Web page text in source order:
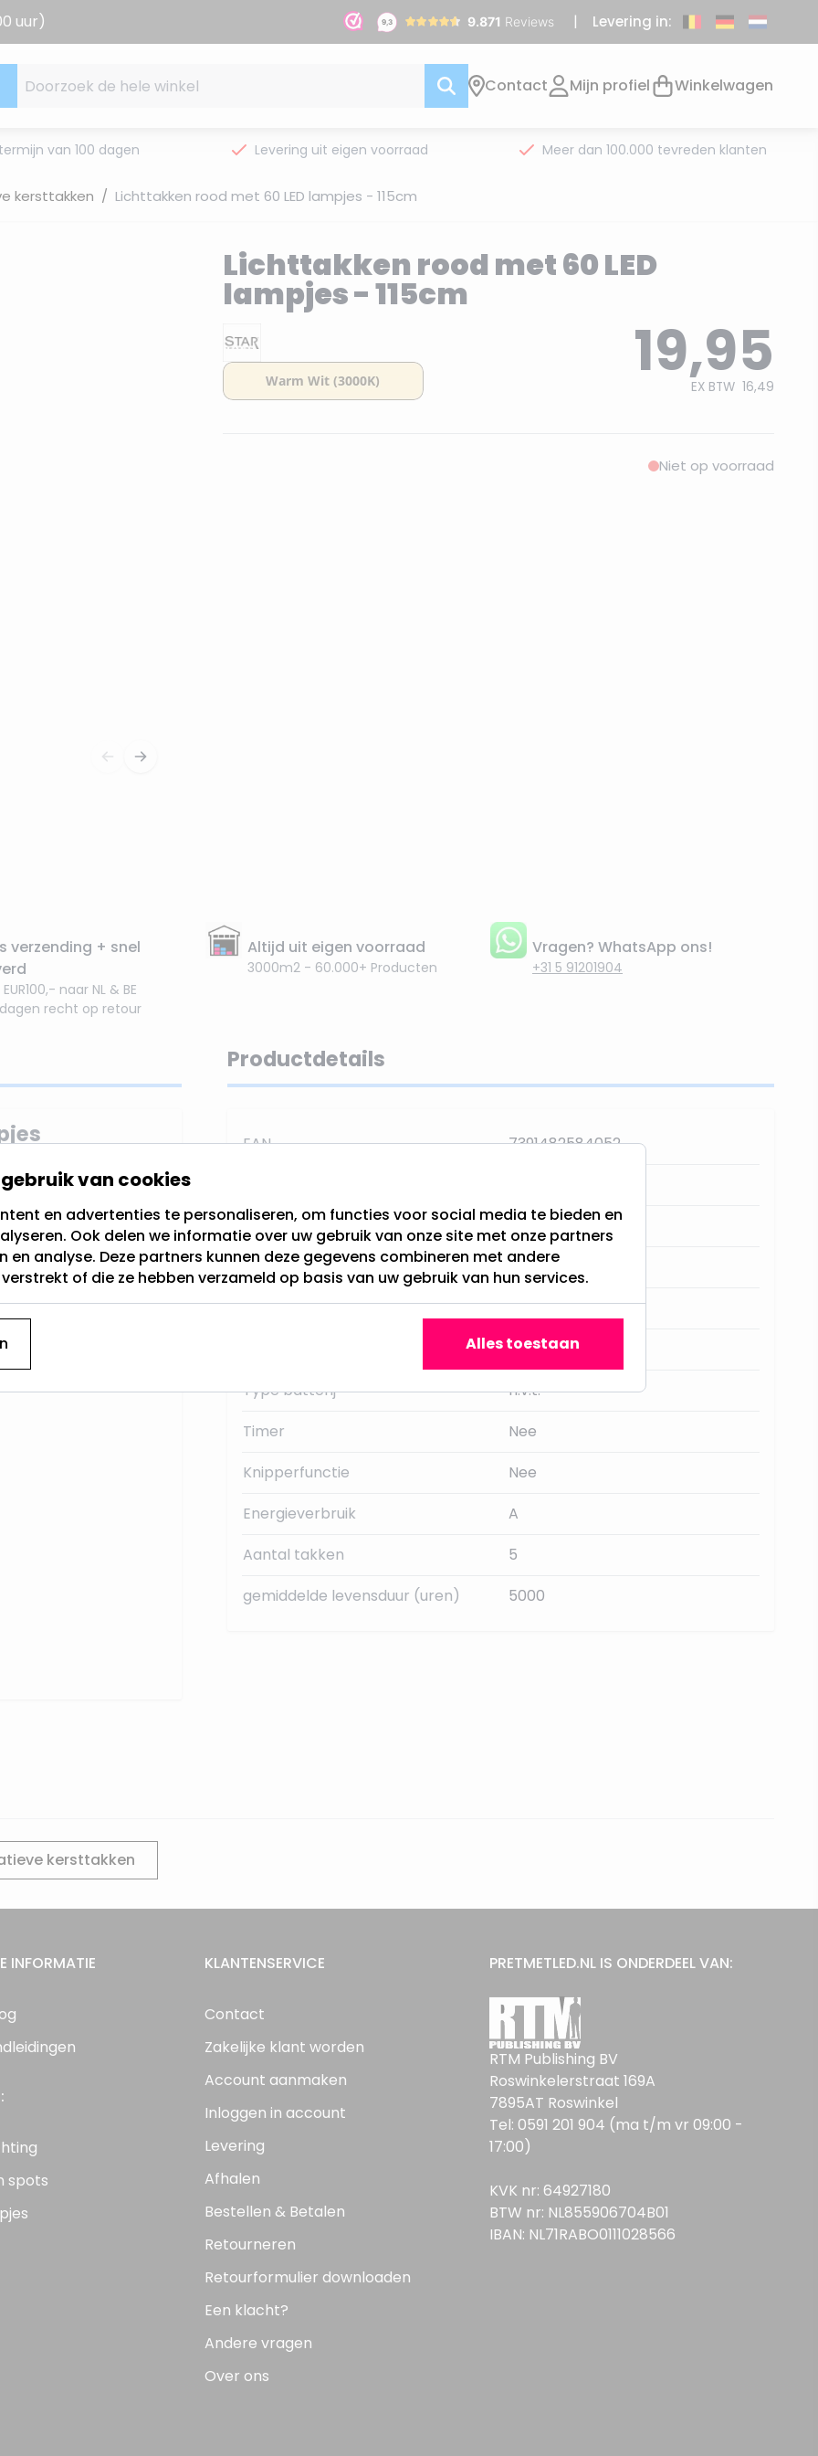
uur) Levering in:
Contact Mijn profiel Winkelwagen
van 100 dagen Levering uit eigen voorraad Meer dan 100.000 tevreden klanten
kersttakken / Lichttakken rood met 60 LED lampjes - 115cm
Lichttakken rood met 60 LED
lampjes - 115cm
19,95
EX BTW 16,49
Niet op voorraad
verzending + snel
naar NL & BE
dagen recht op retour
Altijd uit eigen voorraad
3000m2 - 60.000+ Producten
Vragen? WhatsApp ons!
+31 5 91201904
gebruikbinnenshuis
In totaal zijn er
lampjes) en als ze
gebruiken
vaas.
Productdetails
EAN
7391482584052
Merk
Star Trading
Categorie
Kersttakken
Hoogte (cm)
115
Warm Wit
Type batterij
n.v.t.
Timer
Nee
Knipperfunctie
Nee
Energieverbruik
A
Aantal takken
5
gemiddelde levensduur (uren)
5000
kersttakken
INFORMATIE
spots
KLANTENSERVICE
Contact
Zakelijke klant worden
Account aanmaken
Inloggen in account
Levering
Afhalen
Bestellen & Betalen
Retourneren
Retourformulier downloaden
Een klacht?
Andere vragen
Over ons
PRETMETLED.NL IS ONDERDEEL VAN:
RTM Publishing BV
Roswinkelerstraat 169A
7895AT Roswinkel
Tel: 0591 201 904 (ma t/m vr 09:00 -
17:00)
KVK nr: 64927180
BTW nr: NL855906704B01
IBAN: NL71RABO0111028566
van cookies
en advertenties te personaliseren, om functies voor social media te bieden en
Ook delen we informatie over uw gebruik van onze site met onze partners
analyse. Deze partners kunnen deze gegevens combineren met andere
of die ze hebben verzameld op basis van uw gebruik van hun services.
Alles toestaan